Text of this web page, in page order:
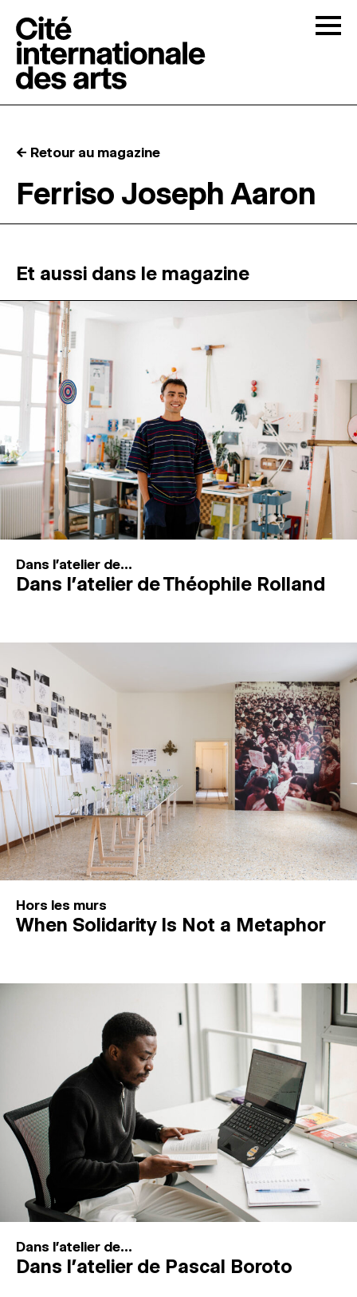
RÉSIDENCES ↓
ATELIERS OUVERTS
PROGRAMMATION
MAGAZINE
ESPACES DE PRATIQUE ARTISTIQUE ↓
Recherche
Connexion
← Retour au magazine
Ferriso Joseph Aaron
Et aussi dans le magazine
Dans l'atelier de...
Dans l’atelier de Théophile Rolland
Hors les murs
When Solidarity Is Not a Metaphor
Dans l'atelier de...
Dans l’atelier de Pascal Boroto